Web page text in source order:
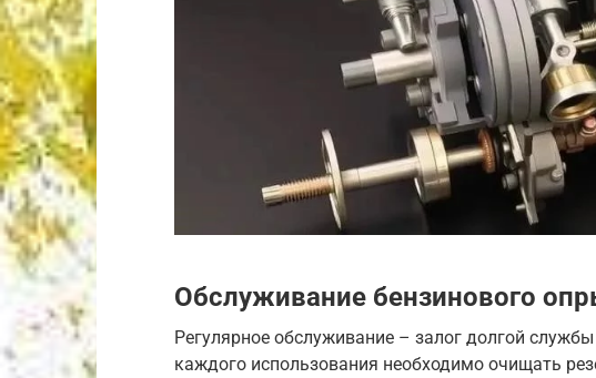
Обслуживание бензинового
Регулярное обслуживание – залог долгой
каждого использования необходимо очищать